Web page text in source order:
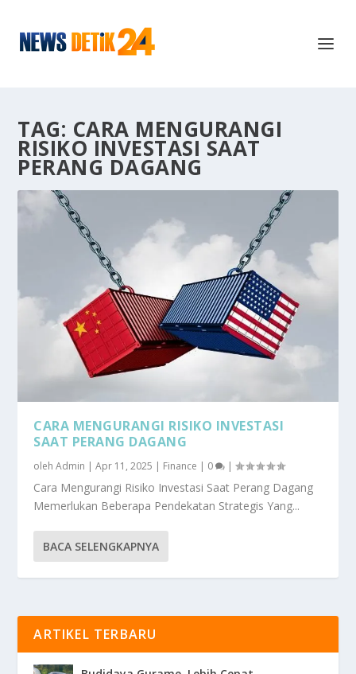
TAG: CARA MENGURANGI
RISIKO INVESTASI SAAT
PERANG DAGANG
CARA MENGURANGI RISIKO INVESTASI
SAAT PERANG DAGANG
olehAdmin |Apr 11, 2025 | Finance | 0 |
Cara Mengurangi Risiko Investasi Saat Perang Dagang
Memerlukan Beberapa Pendekatan Strategis Yang...
BACA SELENGKAPNYA
ARTIKEL TERBARU